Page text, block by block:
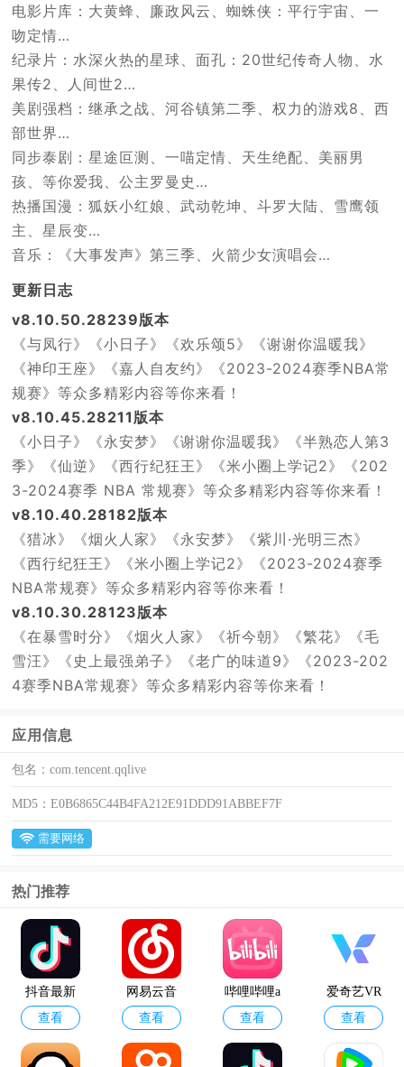
电影片库：大黄蜂、廉政风云、蜘蛛侠：平行宇宙、一
吻定情…
纪录片：水深火热的星球、面孔：20世纪传奇人物、水
果传2、人间世2…
美剧强档：继承之战、河谷镇第二季、权力的游戏8、西
部世界…
同步泰剧：星途叵测、一喵定情、天生绝配、美丽男
孩、等你爱我、公主罗曼史…
热播国漫：狐妖小红娘、武动乾坤、斗罗大陆、雪鹰领
主、星辰变…
音乐：《大事发声》第三季、火箭少女演唱会…
更新日志
v8.10.50.28239版本
《与凤行》《小日子》《欢乐颂5》《谢谢你温暖我》
《神印王座》《嘉人自友约》《2023-2024赛季NBA常
规赛》等众多精彩内容等你来看！
v8.10.45.28211版本
《小日子》《永安梦》《谢谢你温暖我》《半熟恋人第3
季》《仙逆》《西行纪狂王》《米小圈上学记2》《202
3-2024赛季 NBA 常规赛》等众多精彩内容等你来看！
v8.10.40.28182版本
《猎冰》《烟火人家》《永安梦》《紫川·光明三杰》
《西行纪狂王》《米小圈上学记2》《2023-2024赛季
NBA常规赛》等众多精彩内容等你来看！
v8.10.30.28123版本
《在暴雪时分》《烟火人家》《祈今朝》《繁花》《毛
雪汪》《史上最强弟子》《老广的味道9》《2023-202
4赛季NBA常规赛》等众多精彩内容等你来看！
应用信息
包名：com.tencent.qqlive
MD5：E0B6865C44B4FA212E91DDD91ABBEF7F
需要网络
热门推荐
抖音最新
版
查看
网易云音
乐2024最
新版本
查看
哔哩哔哩a
pp最新版
查看
爱奇艺VR
app
查看